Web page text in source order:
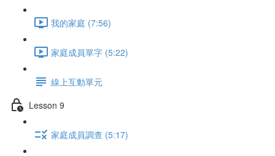
我的家庭 (7:56)
家庭成員單字 (5:22)
線上互動單元
Lesson 9
家庭成員調查 (5:17)